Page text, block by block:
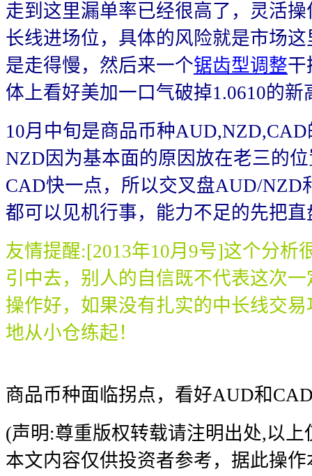
走到这里漏单率已经很高了，灵活操
长线进场位，具体的风险就是市场这
是走得慢，然后来一个锯齿型调整干
体上看好美加一口气破掉1.0610的新
10月中旬是商品币种
NZD因为基本面的原因放在老三的
CAD快一点，所以交叉盘AUD/NZD
都可以见机行事，能力不足的先把直
友情提醒:[2013年10月9号]这个分析
引中去，别人的自信既不代表这次
操作好，如果没有扎实的中长线交
地从小仓练起！
商品币种面临拐点，看好AUD和
(声明:尊重版权转载请注明出处,以上
本文内容仅供投资者参考，据此操